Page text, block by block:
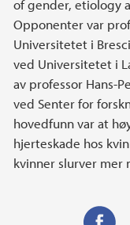
of gender, etiology
Opponenter var
Universitetet i
ved Universitetet i
av professor Hans-
ved Senter for
hovedfunn var at
hjerteskade hos
kvinner slurver mer